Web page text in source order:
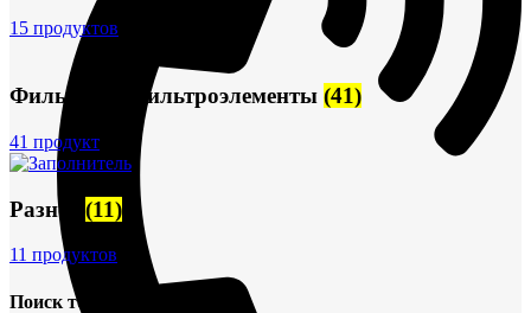
15 продуктов
Фильтры и фильтроэлементы (41)
41 продукт
Разное (11)
11 продуктов
Поиск товаров